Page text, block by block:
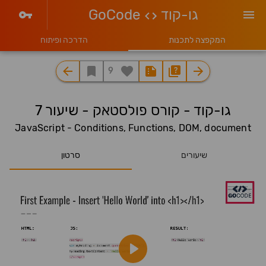
גו-קוד GoCode
המקפצה לתכנות הדרכה ופיתוח
9
גו-קוד - קורס פולסטאק - שיעור 7
JavaScript - Conditions, Functions, DOM, document
שיעורים סרטון
Play